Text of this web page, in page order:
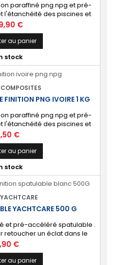
paraffiné png npg et pré-
l'étanchéité des piscines et
une couche extérieure lisse
[Étanche] : Étanchéifie votre
de verre. Livré avec son
PMEC 50 cl
€
au panier
stock
PNG IVOIRE 1 KG
paraffiné png npg et pré-
l'étanchéité des piscines et
une couche extérieure lisse
[Étanche] : Étanchéifie votre
de verre. Livré avec son
PMEC 2 cl
€
au panier
stock
YACHTCARE
YACHTCARE 500 G
et pré-accéléré spatulable .
retoucher un éclat dans le
être teinté avec une pâte
qualité] Fournit une couche
et uniforme qui protège
€
au panier